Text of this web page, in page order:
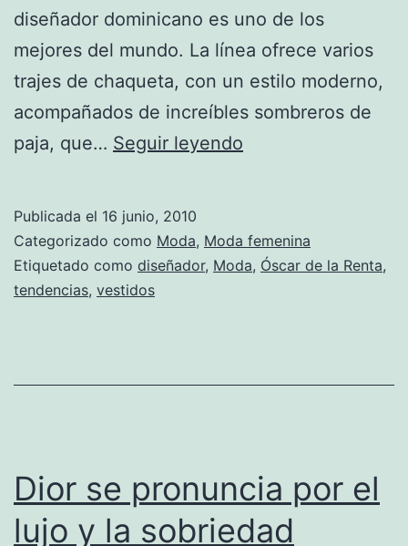
diseñador dominicano es uno de los
mejores del mundo. La línea ofrece varios
trajes de chaqueta, con un estilo moderno,
acompañados de increíbles sombreros de
paja, que… Seguir leyendo
delicada
colección
de
Publicada el 16 junio, 2010
Categorizado como Moda, Moda femenina
Etiquetado como diseñador, Moda, Óscar de la Renta,
tendencias, vestidos
Dior se pronuncia por el
lujo y la sobriedad